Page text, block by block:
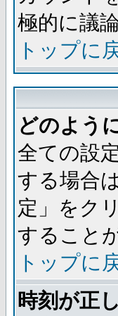
極的に議
トップに
どのよう
全ての設
する場合
定」をク
すること
トップに
時刻が正